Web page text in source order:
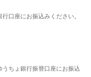
口座にお振込みください。
ちょ銀行振替口座にお振込